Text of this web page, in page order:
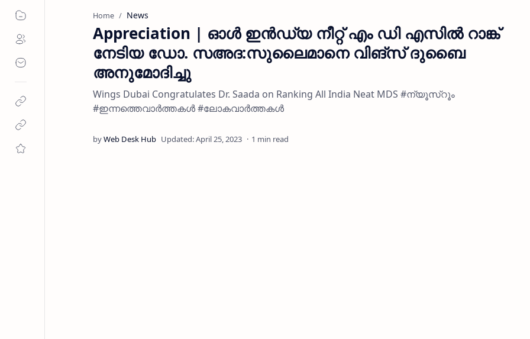
Home News
Appreciation | ഓള്‍ ഇന്‍ഡ്യ നീറ്റ് എം ഡി എസില്‍ റാങ്ക്
നേടിയ ഡോ. സഅദ:സുലൈമാനെ വിങ്സ് ദുബൈ
അനുമോദിച്ചു
Wings Dubai Congratulates Dr. Saada on Ranking All India Neat MDS #ന്യൂസ്റൂം
#ഇന്നത്തെവാർത്തകൾ #ലോകവാർത്തകൾ
1 min read